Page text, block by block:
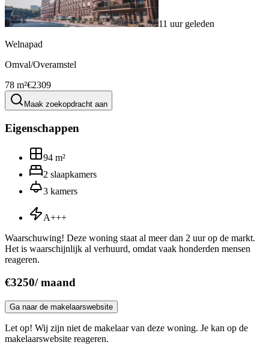
11 uur geleden
Welnapad
Omval/Overamstel
78 m²€2309
Maak zoekopdracht aan
Eigenschappen
94 m²
2 slaapkamers
3 kamers
A+++
Waarschuwing! Deze woning staat al meer dan 2 uur op de markt.
Het is waarschijnlijk al verhuurd, omdat vaak honderden mensen
reageren.
€3250/maand
Ga naar de makelaarswebsite
Let op! Wij zijn niet de makelaar van deze woning. Je kan op de
makelaarswebsite reageren.